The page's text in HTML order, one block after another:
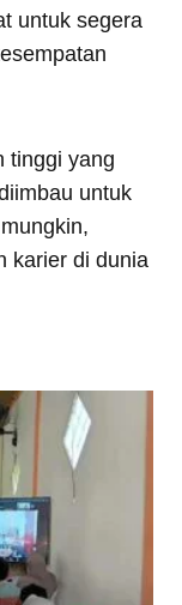
untuk segera
tinggi yang
untuk
karier di dunia